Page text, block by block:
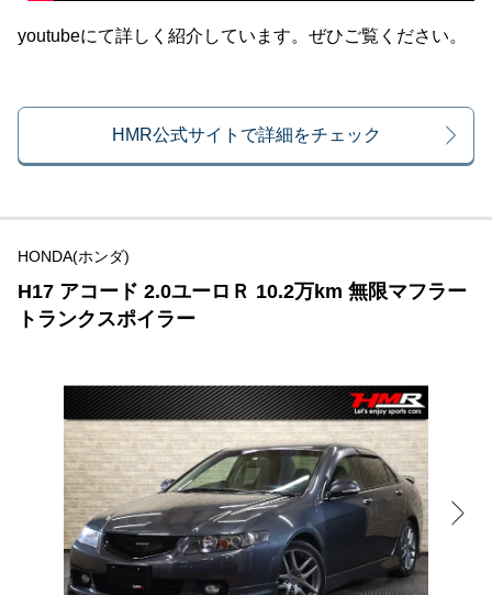
youtubeにて詳しく紹介しています。ぜひご覧ください。
HMR公式サイトで詳細をチェック
HONDA(ホンダ)
H17 アコード 2.0ユーロＲ 10.2万km 無限マフラー
トランクスポイラー